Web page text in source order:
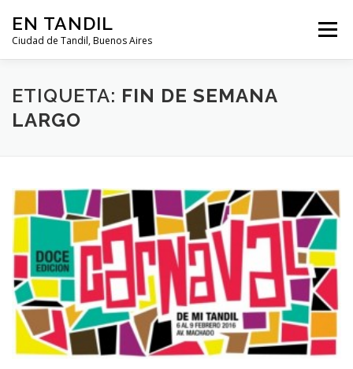
EN TANDIL
Ciudad de Tandil, Buenos Aires
Menú
INFORMACIÓN HISTORIA GUIAS
CLASIFICADOS
ETIQUETA: FIN DE SEMANA
LARGO